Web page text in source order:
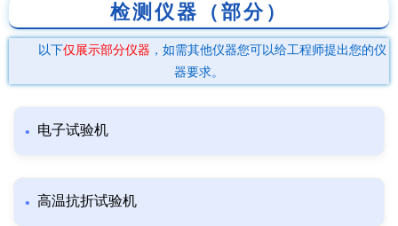
检测仪器（部分）
以下仅展示部分仪器 ，如需其他仪器您可以给工程师提出您的仪
器要求。
电子试验机
高温抗折试验机